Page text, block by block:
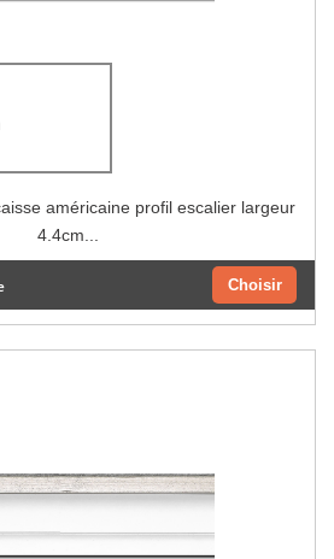
américaine profil escalier largeur
4.4cm...
Choisir